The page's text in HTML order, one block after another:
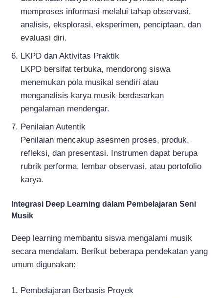
memproses informasi melalui tahap observasi,
analisis, eksplorasi, eksperimen, penciptaan, dan
evaluasi diri.
LKPD dan Aktivitas Praktik
LKPD bersifat terbuka, mendorong siswa
menemukan pola musikal sendiri atau
menganalisis karya musik berdasarkan
pengalaman mendengar.
Penilaian Autentik
Penilaian mencakup asesmen proses, produk,
refleksi, dan presentasi. Instrumen dapat berupa
rubrik performa, lembar observasi, atau portofolio
karya.
Integrasi Deep Learning dalam Pembelajaran Seni
Musik
Deep learning membantu siswa mengalami musik
secara mendalam. Berikut beberapa pendekatan yang
umum digunakan:
Pembelajaran Berbasis Proyek